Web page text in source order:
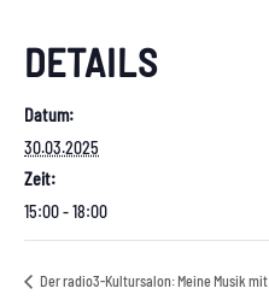
DETAILS
Datum:
30.03.2025
Zeit:
15:00 - 18:00
Der radio3-Kultursalon: Meine Musik mit